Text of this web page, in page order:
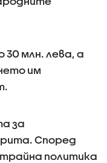
млн. лева, а
им
за
Според
политика